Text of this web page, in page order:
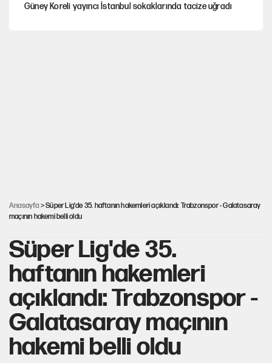
Güney Koreli yayıncı İstanbul sokaklarında tacize uğradı
Anasayfa > Süper Lig'de 35. haftanın hakemleri açıklandı: Trabzonspor - Galatasaray
maçının hakemi belli oldu
Süper Lig'de 35.
haftanın hakemleri
açıklandı: Trabzonspor -
Galatasaray maçının
hakemi belli oldu